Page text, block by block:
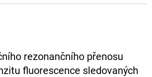
rezonančního přenosu
fluorescence sledovaných